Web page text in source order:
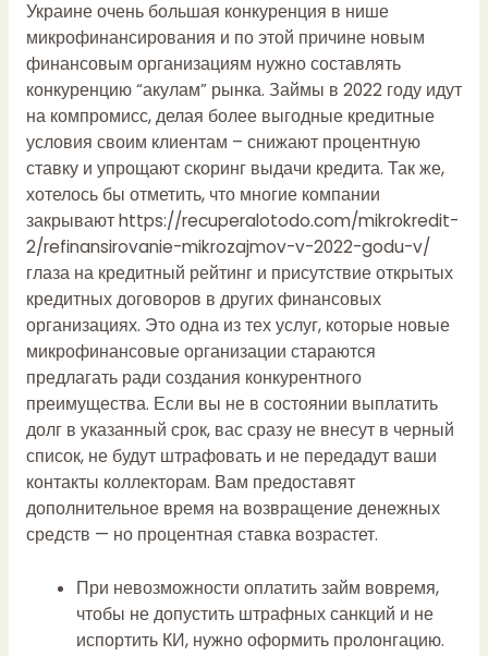
Украине очень большая конкуренция в нише
микрофинансирования и по этой причине новым
финансовым организациям нужно составлять
конкуренцию “акулам” рынка. Займы в 2022 году идут
на компромисс, делая более выгодные кредитные
условия своим клиентам – снижают процентную
ставку и упрощают скоринг выдачи кредита. Так же,
хотелось бы отметить, что многие компании
закрываютhttps://recuperalotodo.com/mikrokredit-
2/refinansirovanie-mikrozajmov-v-2022-godu-v/
глаза на кредитный рейтинг и присутствие открытых
кредитных договоров в других финансовых
организациях. Это одна из тех услуг, которые новые
микрофинансовые организации стараются
предлагать ради создания конкурентного
преимущества. Если вы не в состоянии выплатить
долг в указанный срок, вас сразу не внесут в черный
список, не будут штрафовать и не передадут ваши
контакты коллекторам. Вам предоставят
дополнительное время на возвращение денежных
средств — но процентная ставка возрастет.
При невозможности оплатить займ вовремя,
чтобы не допустить штрафных санкций и не
испортить КИ, нужно оформить пролонгацию.